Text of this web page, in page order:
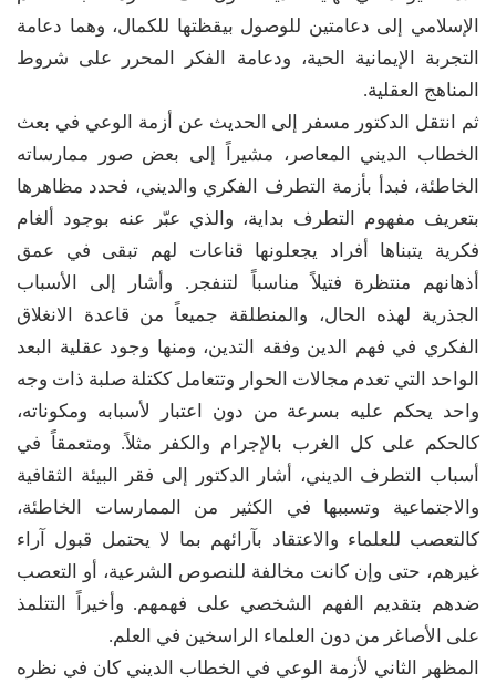
الإسلامي إلى دعامتين للوصول بيقظتها للكمال، وهما دعامة
التجربة الإيمانية الحية، ودعامة الفكر المحرر على شروط
المناهج العقلية.
ثم انتقل الدكتور مسفر إلى الحديث عن أزمة الوعي في بعث
الخطاب الديني المعاصر، مشيراً إلى بعض صور ممارساته
الخاطئة، فبدأ بأزمة التطرف الفكري والديني، فحدد مظاهرها
بتعريف مفهوم التطرف بداية، والذي عبّر عنه بوجود ألغام
فكرية يتبناها أفراد يجعلونها قناعات لهم تبقى في عمق
أذهانهم منتظرة فتيلاً مناسباً لتنفجر. وأشار إلى الأسباب
الجذرية لهذه الحال، والمنطلقة جميعاً من قاعدة الانغلاق
الفكري في فهم الدين وفقه التدين، ومنها وجود عقلية البعد
الواحد التي تعدم مجالات الحوار وتتعامل ككتلة صلبة ذات وجه
واحد يحكم عليه بسرعة من دون اعتبار لأسبابه ومكوناته،
كالحكم على كل الغرب بالإجرام والكفر مثلاً. ومتعمقاً في
أسباب التطرف الديني، أشار الدكتور إلى فقر البيئة الثقافية
والاجتماعية وتسببها في الكثير من الممارسات الخاطئة،
كالتعصب للعلماء والاعتقاد بآرائهم بما لا يحتمل قبول آراء
غيرهم، حتى وإن كانت مخالفة للنصوص الشرعية، أو التعصب
ضدهم بتقديم الفهم الشخصي على فهمهم. وأخيراً التتلمذ
على الأصاغر من دون العلماء الراسخين في العلم.
المظهر الثاني لأزمة الوعي في الخطاب الديني كان في نظره